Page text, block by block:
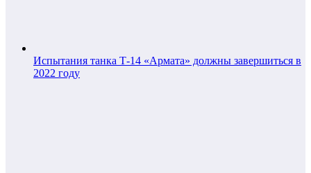
Испытания танка Т-14 «Армата» должны завершиться в
2022 году